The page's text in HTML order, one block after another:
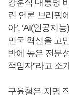
강훈식 대통령
린 언론 브리핑
아’, ‘AI(인공지
민국 혁신을 고
반에 높은 전문
적임자”라고 소
구윤철은 지명